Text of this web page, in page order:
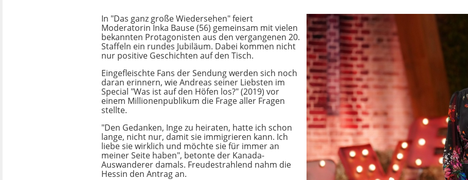
In "Das ganz große Wiedersehen" feiert
Moderatorin Inka Bause (56) gemeinsam mit vielen
bekannten Protagonisten aus den vergangenen 20.
Staffeln ein rundes Jubiläum. Dabei kommen nicht
nur positive Geschichten auf den Tisch.
Eingefleischte Fans der Sendung werden sich noch
daran erinnern, wie Andreas seiner Liebsten im
Special "Was ist auf den Höfen los?" (2019) vor
einem Millionenpublikum die Frage aller Fragen
stellte.
"Den Gedanken, Inge zu heiraten, hatte ich schon
lange, nicht nur, damit sie immigrieren kann. Ich
liebe sie wirklich und möchte sie für immer an
meiner Seite haben", betonte der Kanada-
Auswanderer damals. Freudestrahlend nahm die
Hessin den Antrag an.